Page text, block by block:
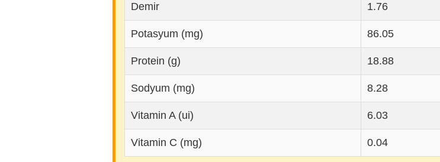
Demir 1.76
Potasyum (mg) 86.05
Protein (g) 18.88
Sodyum (mg) 8.28
Vitamin A (ui) 6.03
Vitamin C (mg) 0.04